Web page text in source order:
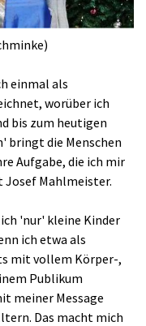
einmal als
worüber ich
bis zum heutigen
bringt die Menschen
Aufgabe, die ich mir
Josef Mahlmeister.
'nur' kleine Kinder
ich etwa als
mit vollem Körper-,
Publikum
meiner Message
Das macht mich